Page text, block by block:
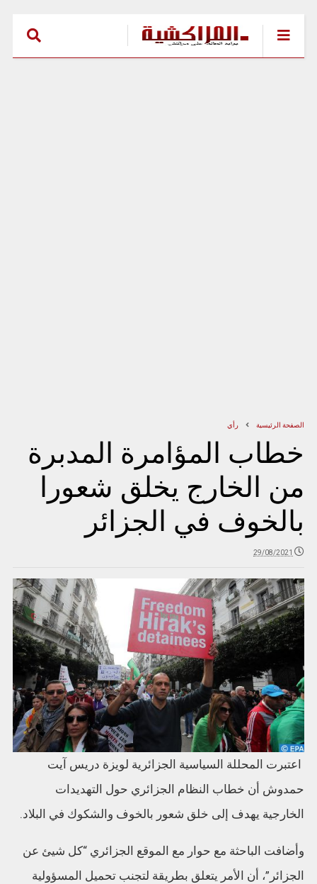
الصفحة الرئيسية رأي
خطاب المؤامرة المدبرة
من الخارج يخلق شعورا
بالخوف في الجزائر
29/08/2021
اعتبرت المحللة السياسية الجزائرية لويزة دريس آيت
حمدوش أن خطاب النظام الجزائري حول التهديدات
الخارجية يهدف إلى خلق شعور بالخوف والشكوك في البلاد.
وأضافت الباحثة مع حوار مع الموقع الجزائري “كل شيئ عن
الجزائر”، أن الأمر يتعلق بطريقة لتجنب تحميل المسؤولية